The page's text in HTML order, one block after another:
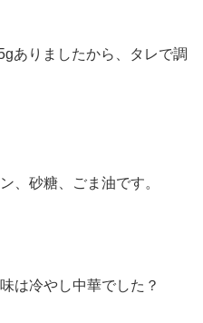
ありましたから、タレで調
、砂糖、ごま油です。
は冷やし中華でした？